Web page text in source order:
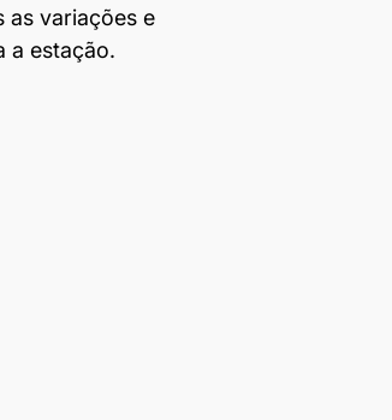
as variações e
a estação.